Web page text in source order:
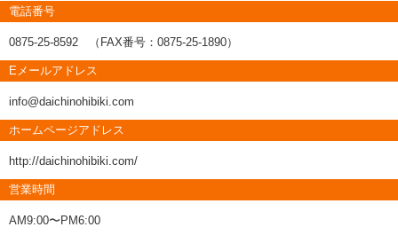
電話番号
0875-25-8592 （FAX番号：0875-25-1890）
Eメールアドレス
info@daichinohibiki.com
ホームページアドレス
http://daichinohibiki.com/
営業時間
AM9:00〜PM6:00